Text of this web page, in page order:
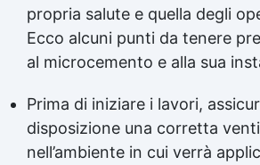
propria salute e quella degli
Ecco alcuni punti da tenere
al microcemento e alla sua
Prima di iniziare i lavori,
disposizione una corretta
nell’ambiente in cui verrà